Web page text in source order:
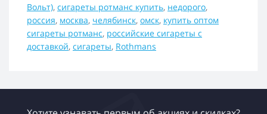
Вольт), сигареты ротманс купить, недорого,
россия, москва, челябинск, омск, купить оптом
сигареты ротманс, российские сигареты с
доставкой, сигареты, Rothmans